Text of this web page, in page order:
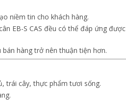
niềm tin cho khách hàng.
EB-S CAS đều có thể đáp ứng được
hàng trở nên thuận tiện hơn.
trái cây, thực phẩm tươi sống.